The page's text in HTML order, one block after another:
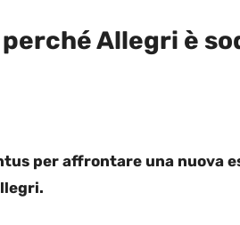
Allegri è
per affrontare una nuova